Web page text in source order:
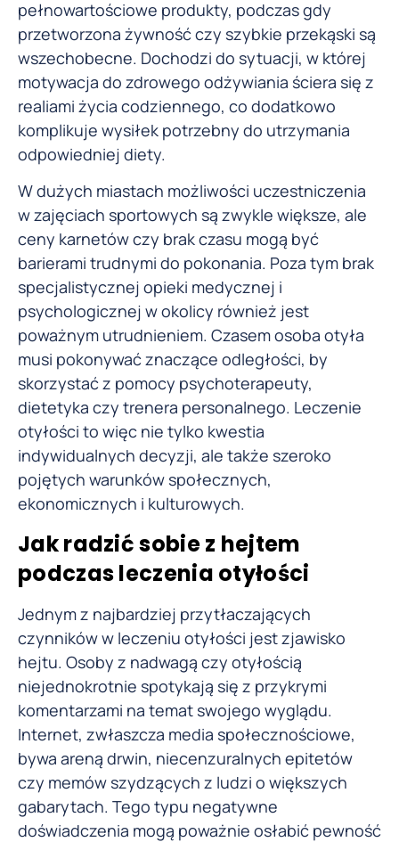
pełnowartościowe produkty, podczas gdy
przetworzona żywność czy szybkie przekąski są
wszechobecne. Dochodzi do sytuacji, w której
motywacja do zdrowego odżywiania ściera się z
realiami życia codziennego, co dodatkowo
komplikuje wysiłek potrzebny do utrzymania
odpowiedniej diety.
W dużych miastach możliwości uczestniczenia
w zajęciach sportowych są zwykle większe, ale
ceny karnetów czy brak czasu mogą być
barierami trudnymi do pokonania. Poza tym brak
specjalistycznej opieki medycznej i
psychologicznej w okolicy również jest
poważnym utrudnieniem. Czasem osoba otyła
musi pokonywać znaczące odległości, by
skorzystać z pomocy psychoterapeuty,
dietetyka czy trenera personalnego. Leczenie
otyłości to więc nie tylko kwestia
indywidualnych decyzji, ale także szeroko
pojętych warunków społecznych,
ekonomicznych i kulturowych.
Jak radzić sobie z hejtem
podczas leczenia otyłości
Jednym z najbardziej przytłaczających
czynników w leczeniu otyłości jest zjawisko
hejtu. Osoby z nadwagą czy otyłością
niejednokrotnie spotykają się z przykrymi
komentarzami na temat swojego wyglądu.
Internet, zwłaszcza media społecznościowe,
bywa areną drwin, niecenzuralnych epitetów
czy memów szydzących z ludzi o większych
gabarytach. Tego typu negatywne
doświadczenia mogą poważnie osłabić pewność